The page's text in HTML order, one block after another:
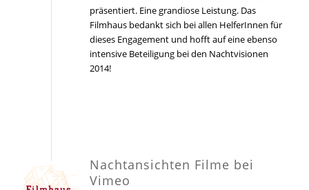
präsentiert. Eine grandiose Leistung. Das
Filmhaus bedankt sich bei allen HelferInnen für
dieses Engagement und hofft auf eine ebenso
intensive Beteiligung bei den Nachtvisionen
2014!
Nachtansichten Filme bei
Vimeo